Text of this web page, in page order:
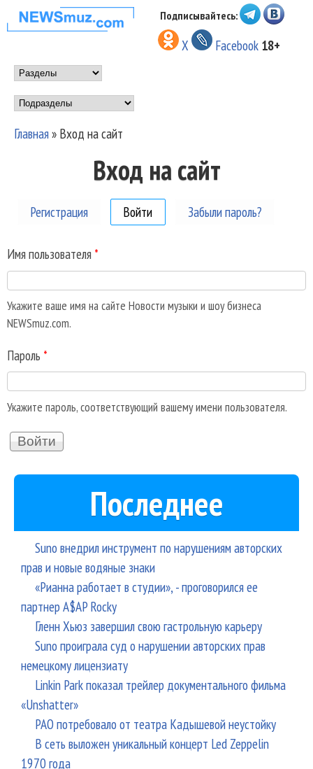
Перейти к основному
содержанию
НОВОСТИ
МУЗЫКИ И
ШОУ БИЗНЕСА
NEWSMUZ.COM
Подписывайтесь:
X Facebook 18+
Main menu
Подразделы
Вы здесь
Главная» Вход на сайт
Вход на сайт
Регистрация Войти (активная вкладка)
Забыли пароль?
Имя пользователя *
Укажите ваше имя на сайте Новости музыки и шоу бизнеса
NEWSmuz.com.
Пароль *
Укажите пароль, соответствующий вашему имени пользователя.
Последнее
Suno внедрил инструмент по нарушениям авторских
прав и новые водяные знаки
«Рианна работает в студии», - проговорился ее
партнер A$AP Rocky
Гленн Хьюз завершил свою гастрольную карьеру
Suno проиграла суд о нарушении авторских прав
немецкому лицензиату
Linkin Park показал трейлер документального фильма
«Unshatter»
РАО потребовало от театра Кадышевой неустойку
В сеть выложен уникальный концерт Led Zeppelin
1970 года